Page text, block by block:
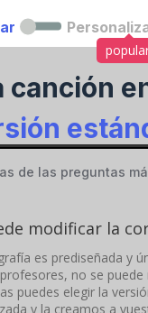
canción
de las preguntas
modificar la
es prediseñada y
no se
puedes elegir la
y la creamos a